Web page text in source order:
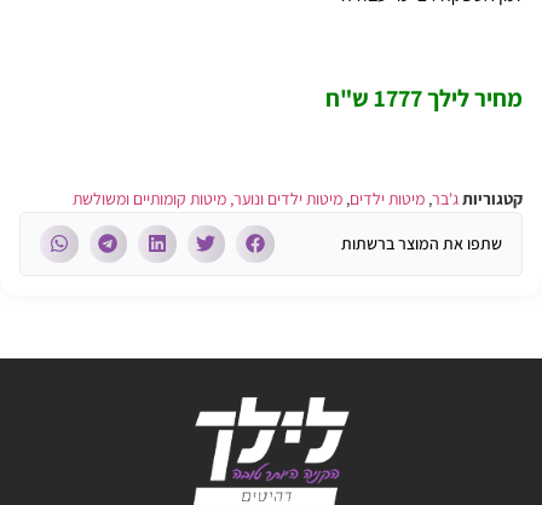
מחיר לילך 1777 ש"ח
קטגוריותג'בר, מיטות ילדים, מיטות ילדים ונוער, מיטות קומותיים ומשולשת
שתפו את המוצר ברשתות